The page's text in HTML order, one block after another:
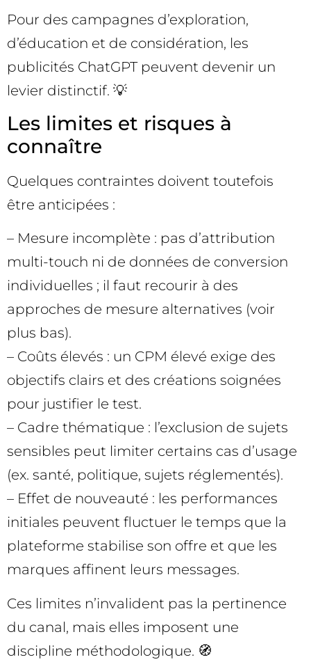
Pour des campagnes d’exploration,
d’éducation et de considération, les
publicités ChatGPT peuvent devenir un
levier distinctif. 💡
Les limites et risques à
connaître
Quelques contraintes doivent toutefois
être anticipées :
– Mesure incomplète : pas d’attribution
multi-touch ni de données de conversion
individuelles ; il faut recourir à des
approches de mesure alternatives (voir
plus bas).
– Coûts élevés : un CPM élevé exige des
objectifs clairs et des créations soignées
pour justifier le test.
– Cadre thématique : l’exclusion de sujets
sensibles peut limiter certains cas d’usage
(ex. santé, politique, sujets réglementés).
– Effet de nouveauté : les performances
initiales peuvent fluctuer le temps que la
plateforme stabilise son offre et que les
marques affinent leurs messages.
Ces limites n’invalident pas la pertinence
du canal, mais elles imposent une
discipline méthodologique. 🧭